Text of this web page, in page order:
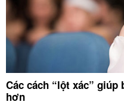
Các cách “lột xác” giúp
hơn